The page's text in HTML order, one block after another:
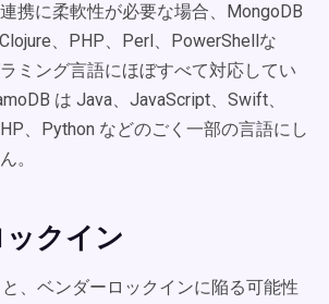
携に柔軟性が必要な場合、MongoDB
、PHP、Perl、PowerShellな
ミング言語にほぼすべて対応してい
は Java、JavaScript、Swift、
、Python などのごく一部の言語にし
。
クイン
、ベンダーロックインに陥る可能性